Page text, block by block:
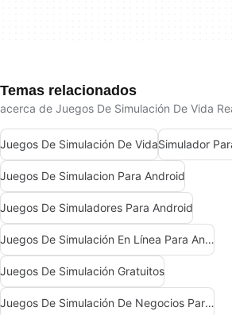
Temas relacionados
acerca de Juegos De Simulación De Vida
Juegos De Simulación De VidaSimulador
Juegos De Simulacion Para Android
Juegos De Simuladores Para Android
Juegos De Simulación En Línea Para Android
Juegos De Simulación Gratuitos
Juegos De Simulación De Negocios Para Android